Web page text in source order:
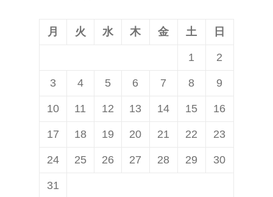
月 火 水 木 金 土 日
1 2
3 4 5 6 7 8 9
10 11 12 13 14 15 16
17 18 19 20 21 22 23
24 25 26 27 28 29 30
31